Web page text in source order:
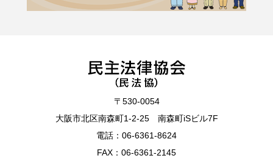
〒530-0054
大阪市北区南森町1-2-25 南森町iSビル7F
電話： 06-6361-8624
FAX：06-6361-2145